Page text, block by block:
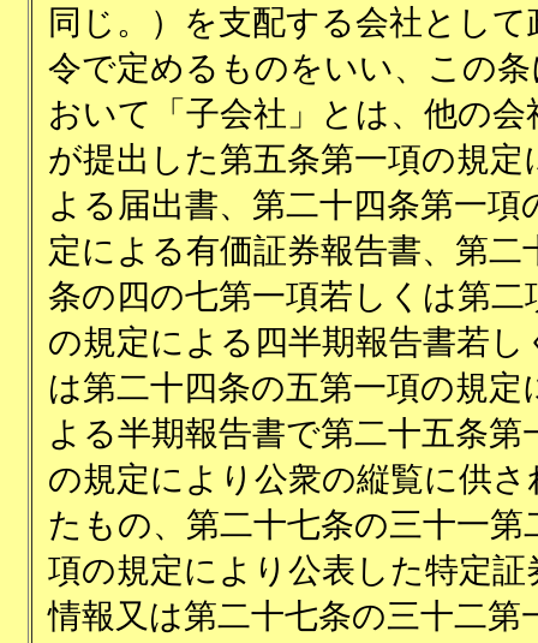
同じ。）を支配する会社として
令で定めるものをいい、この条
おいて「子会社」とは、他の会
が提出した第五条第一項の規定
よる届出書、第二十四条第一項
定による有価証券報告書、第二
条の四の七第一項若しくは第二
の規定による四半期報告書若し
は第二十四条の五第一項の規定
よる半期報告書で第二十五条第
の規定により公衆の縦覧に供さ
たもの、第二十七条の三十一第
項の規定により公表した特定証
情報又は第二十七条の三十二第